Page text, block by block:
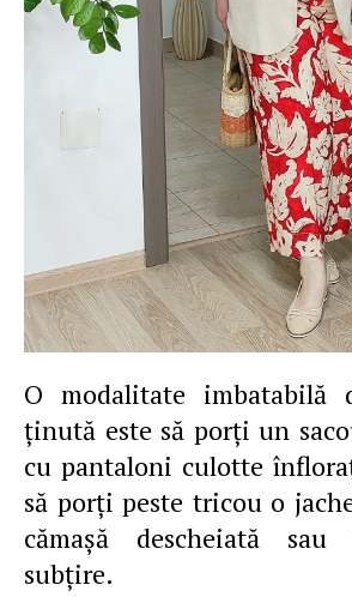
O modalitate imbatabilă
ţinută este să porţi un
cu pantaloni culotte
să porţi peste tricou o
cămaşă descheiată
subţire.